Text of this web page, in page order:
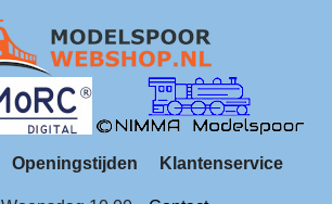
Openingstijden Klantenservice